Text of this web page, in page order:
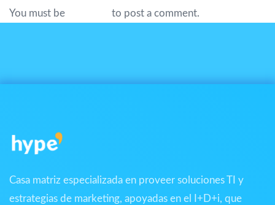
You must be to post a comment.
Casa matriz especializada en proveer soluciones TI y
estrategias de marketing, apoyadas en el I+D+i, que